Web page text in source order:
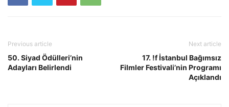
Previous article
50. Siyad Ödülleri’nin
Adayları Belirlendi
Next article
17. !f İstanbul Bağımsız
Filmler Festivali’nin Programı
Açıklandı